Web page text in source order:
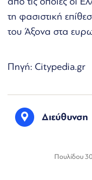
τη φασιστική
του Άξονα στα
Πηγή: Citypedia.gr
Διεύθυνση
Πουλίδου